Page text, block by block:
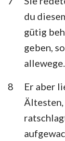
du
gütig
geben,
allewege.
8
Er aber
Ältesten,